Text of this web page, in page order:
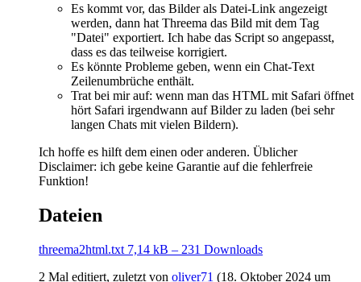
Es kommt vor, das Bilder als Datei-Link angezeigt
werden, dann hat Threema das Bild mit dem Tag
"Datei" exportiert. Ich habe das Script so angepasst,
dass es das teilweise korrigiert.
Es könnte Probleme geben, wenn ein Chat-Text
Zeilenumbrüche enthält.
Trat bei mir auf: wenn man das HTML mit Safari öffnet
hört Safari irgendwann auf Bilder zu laden (bei sehr
langen Chats mit vielen Bildern).
Ich hoffe es hilft dem einen oder anderen. Üblicher
Disclaimer: ich gebe keine Garantie auf die fehlerfreie
Funktion!
Dateien
threema2html.txt 7,14 kB – 231 Downloads
2 Mal editiert, zuletzt von oliver71 (18. Oktober 2024 um